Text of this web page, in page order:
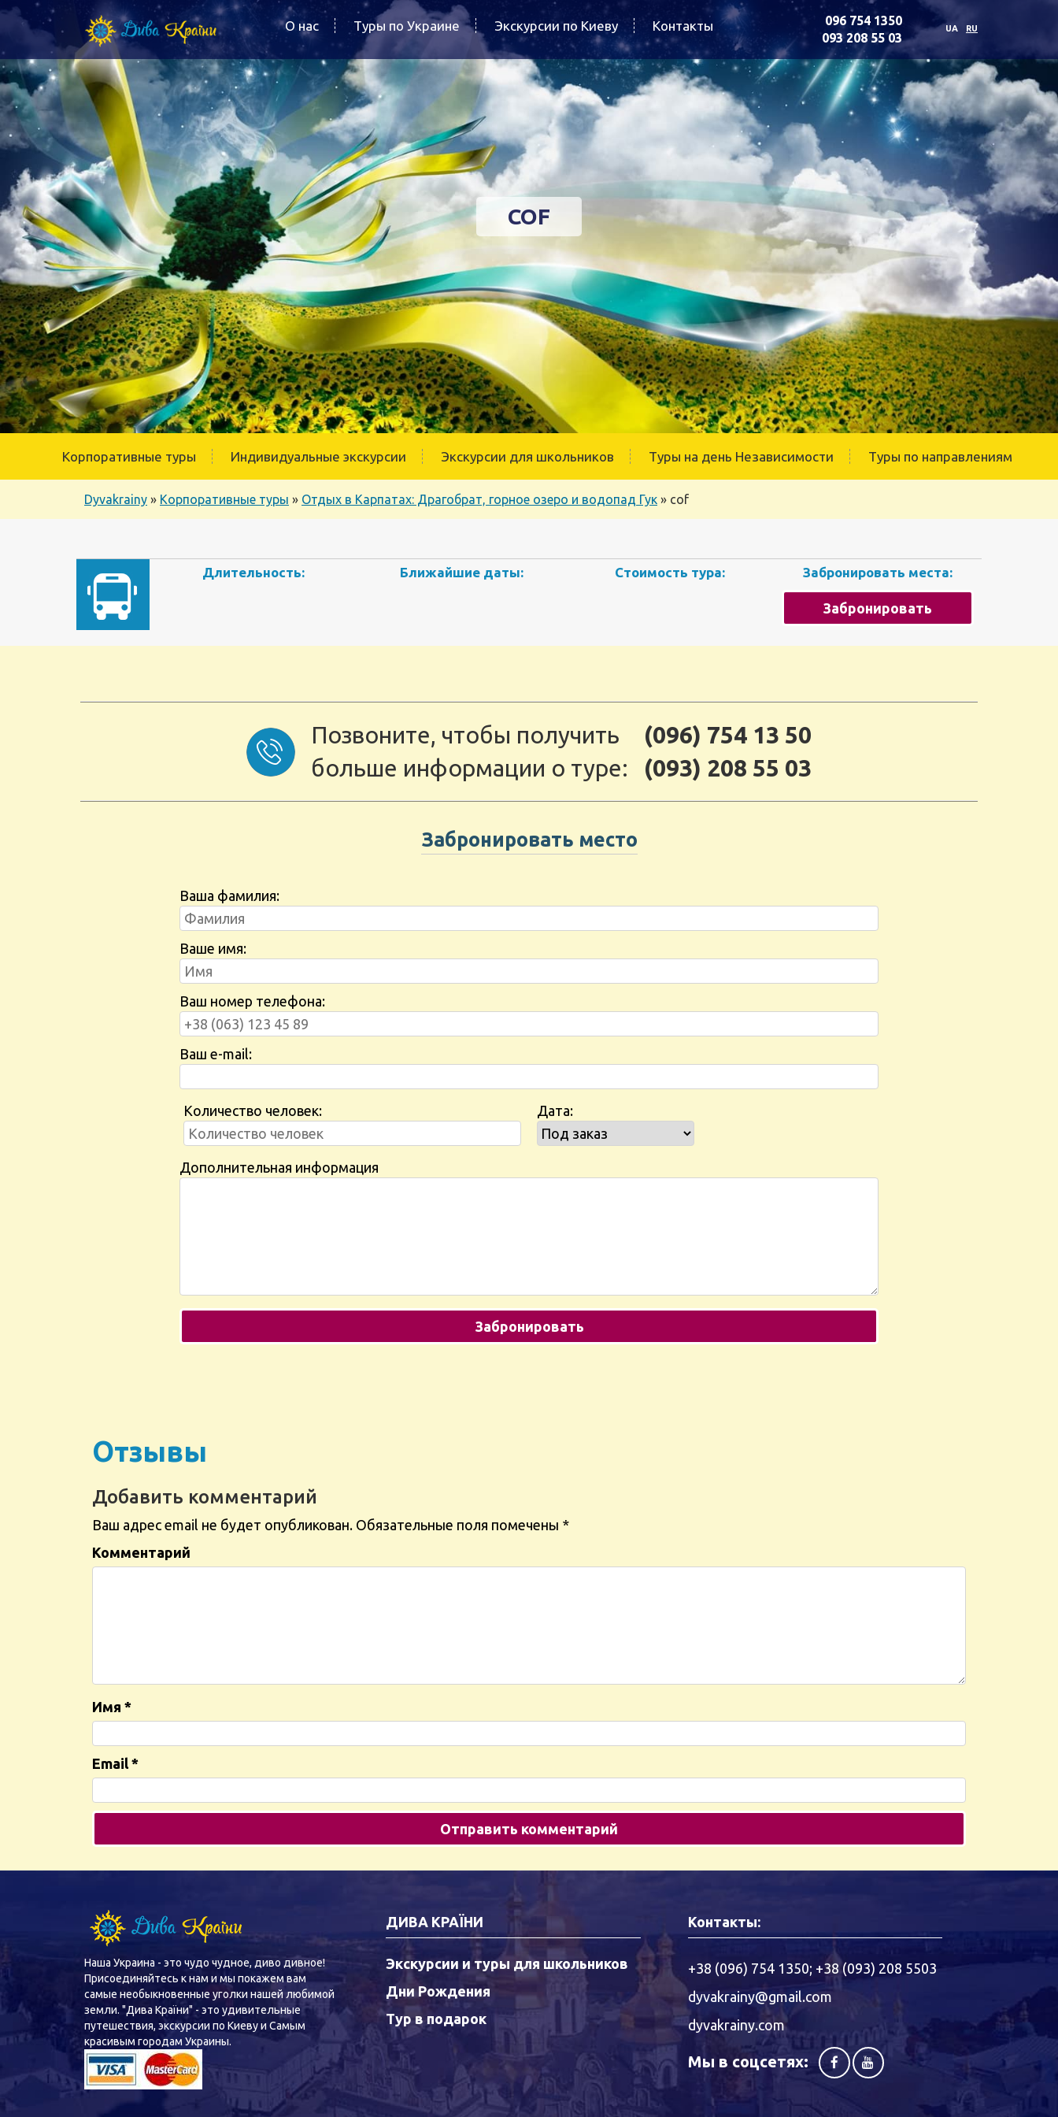
О нас Туры по Украине Экскурсии по Киеву Контакты
096 754 1350
093 208 55 03
UA RU
COF
Корпоративные туры Индивидуальные экскурсии Экскурсии для школьников Туры на день Независимости Туры по направлениям
Dyvakrainy » Корпоративные туры » Отдых в Карпатах: Драгобрат, горное озеро и водопад Гук » cof
Длительность: Ближайшие даты: Стоимость тура: Забронировать места:
Забронировать
Позвоните, чтобы получить
больше информации о туре:
(096) 754 13 50
(093) 208 55 03
Забронировать место
Ваша фамилия:
Ваше имя:
Ваш номер телефона:
Ваш e-mail:
Количество человек: Дата:
Дополнительная информация
Отзывы
Добавить комментарий
Ваш адрес email не будет опубликован. Обязательные поля помечены *
Комментарий
Имя *
Email *
Наша Украина - это чудо чудное, диво дивное!
Присоединяйтесь к нам и мы покажем вам
самые необыкновенные уголки нашей любимой
земли. "Дива Країни" - это удивительные
путешествия, экскурсии по Киеву и Самым
красивым городам Украины.
ДИВА КРАЇНИ
Экскурсии и туры для школьников
Дни Рождения
Тур в подарок
Контакты:
+38 (096) 754 1350; +38 (093) 208 5503
dyvakrainy@gmail.com
dyvakrainy.com
Мы в соцсетях: